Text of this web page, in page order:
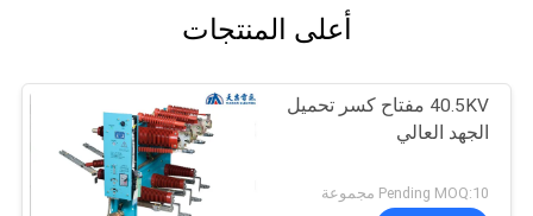
أعلى المنتجات
40.5KV مفتاح كسر تحميل
الجهد العالي
Pending MOQ:10 مجموعة